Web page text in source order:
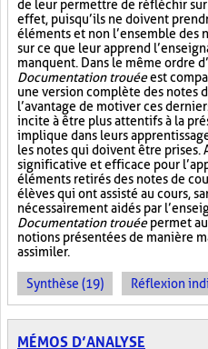
de leur permettre de réfléchir
effet, puisqu’ils ne doivent
éléments et non l’ensemble des
sur ce que leur apprend
manquent. Dans le même ordre
Documentation trouéeest
une version complète des notes
l’avantage de motiver ces
incite à être plus attentifs à la
implique dans leurs
les notes qui doivent être prises.
significative et efficace pour
éléments retirés des notes de
élèves qui ont assisté au cours,
nécessairement aidés par
Documentation trouéepermet
notions présentées de manière
assimiler.
Synthèse (19) Réflexion
MÉMOS D’ANALYSE